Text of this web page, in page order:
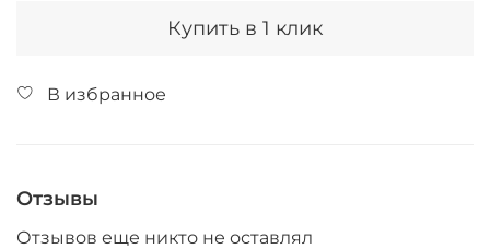
Купить в 1 клик
В избранное
Отзывы
Отзывов еще никто не оставлял